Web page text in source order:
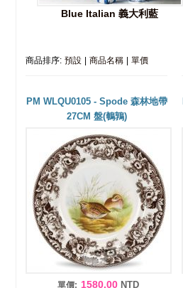
Blue Italian 義大利藍
商品排序: 預設 商品名稱 單價
PM WLQU0105 - Spode 森林地帶
27CM 盤(鵪鶉)
單價: 1580.00 NTD